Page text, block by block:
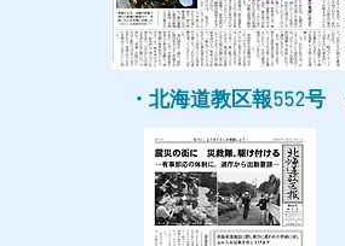
・​北海道教区報552号